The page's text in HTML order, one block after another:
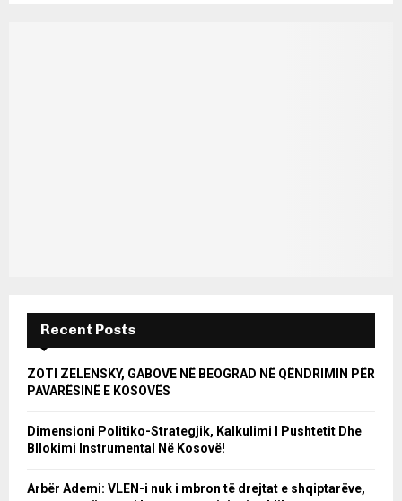
Recent Posts
ZOTI ZELENSKY, GABOVE NË BEOGRAD NË QËNDRIMIN PËR
PAVARËSINË E KOSOVËS
Dimensioni Politiko-Strategjik, Kalkulimi I Pushtetit Dhe
Bllokimi Instrumental Në Kosovë!
Arbër Ademi: VLEN-i nuk i mbron të drejtat e shqiptarëve,